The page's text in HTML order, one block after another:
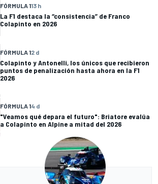
FÓRMULA 113 h
La F1 destaca la “consistencia” de Franco
Colapinto en 2026
FÓRMULA 12 d
Colapinto y Antonelli, los únicos que recibieron
puntos de penalización hasta ahora en la F1
2026
FÓRMULA 14 d
"Veamos qué depara el futuro": Briatore evalúa
a Colapinto en Alpine a mitad del 2026